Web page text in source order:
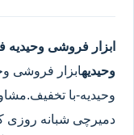
ابزار فروشی وحیدیه
وحیدیهابزار فروشی
وحیدیه-با
دمیرچی شبانه روزی